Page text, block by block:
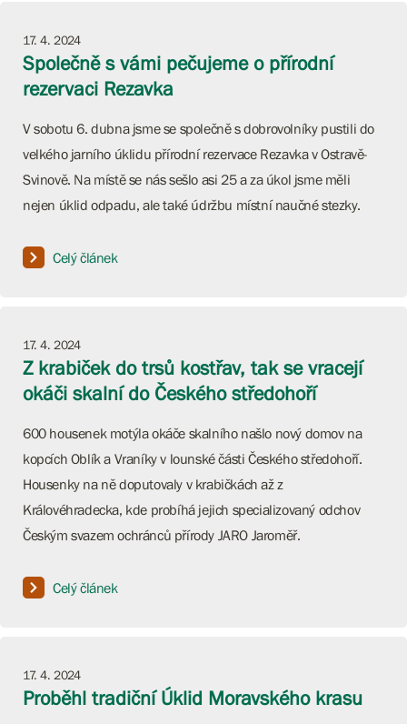
17. 4. 2024
Společně s vámi pečujeme o přírodní
rezervaci Rezavka
V sobotu 6. dubna jsme se společně s dobrovolníky pustili do
velkého jarního úklidu přírodní rezervace Rezavka v Ostravě-
Svinově. Na místě se nás sešlo asi 25 a za úkol jsme měli
nejen úklid odpadu, ale také údržbu místní naučné stezky.
Celý článek
17. 4. 2024
Z krabiček do trsů kostřav, tak se vracejí
okáči skalní do Českého středohoří
600 housenek motýla okáče skalního našlo nový domov na
kopcích Oblík a Vraníky v lounské části Českého středohoří.
Housenky na ně doputovaly v krabičkách až z
Královéhradecka, kde probíhá jejich specializovaný odchov
Českým svazem ochránců přírody JARO Jaroměř.
Celý článek
17. 4. 2024
Proběhl tradiční Úklid Moravského krasu